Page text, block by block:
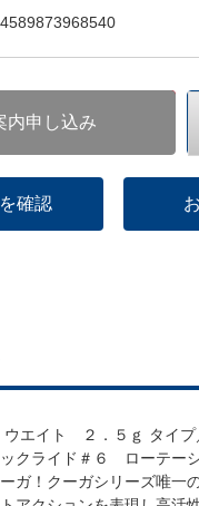
4589873968540
内申し込み
確認
エイト ２．５ｇ タイプ
クライド＃６ ローテー
ガ！クーガシリーズ唯一